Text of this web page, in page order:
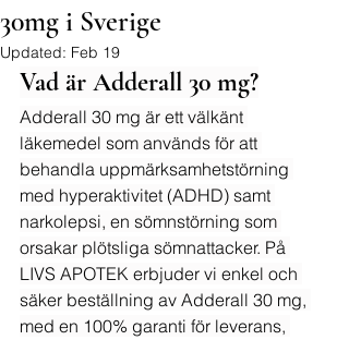
30mg i Sverige
Updated: Feb 19
Vad är Adderall 30 mg?
Adderall 30 mg är ett välkänt
läkemedel som används för att
behandla uppmärksamhetstörning
med hyperaktivitet (ADHD) samt
narkolepsi, en sömnstörning som
orsakar plötsliga sömnattacker. På
LIVS APOTEK erbjuder vi enkel och
säker beställning av Adderall 30 mg,
med en 100% garanti för leverans,